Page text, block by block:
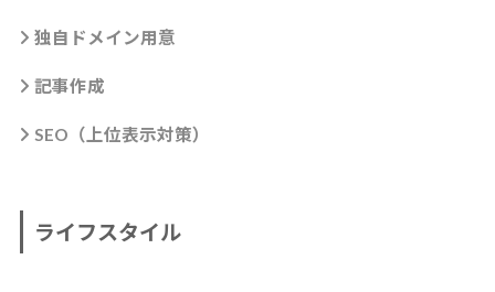
独自ドメイン用意
記事作成
SEO（上位表示対策）
ライフスタイル